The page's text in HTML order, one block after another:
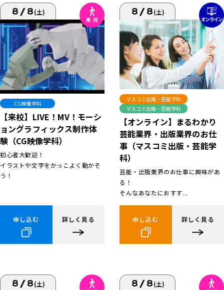
8/8(土)
CG映像学科
【来校】LIVE！MV！モーシ
ョングラフィックス制作体
験（CG映像学科）
初心者大歓迎！
イラストや文字をかっこよく動かそ
う！
申し込む 詳しく見る
8/8(土)
マスコミ出版・芸能学科
マスコミ出版・芸能学科
【オンライン】まるわかり
芸能業界・出版業界のお仕
事（マスコミ出版・芸能学
科）
芸能・出版業界のお仕事に興味があ
る！
そんなあなたにおすす...
申し込む 詳しく見る
8/8(土) 8/8(土)